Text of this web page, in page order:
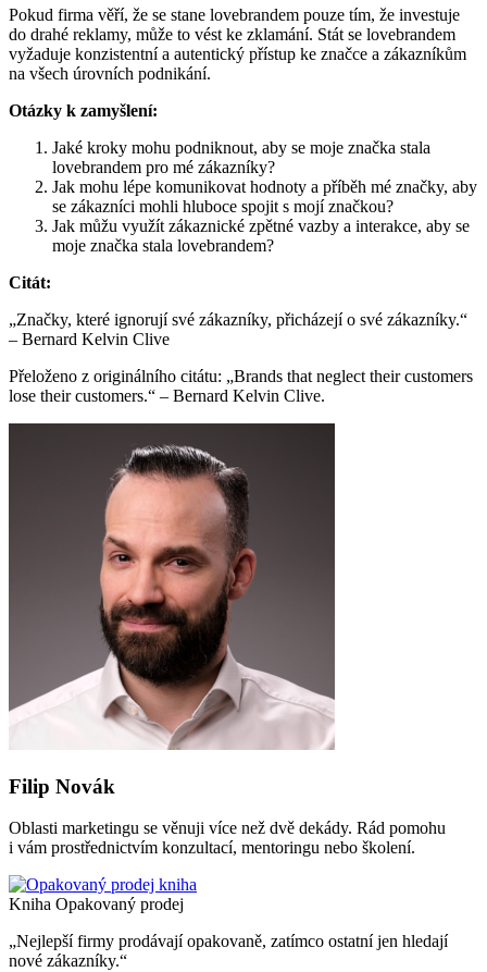
Pokud firma věří, že se stane lovebrandem pouze tím, že investuje
do drahé reklamy, může to vést ke zklamání. Stát se lovebrandem
vyžaduje konzistentní a autentický přístup ke značce a zákazníkům
na všech úrovních podnikání.
Otázky k zamyšlení:
Jaké kroky mohu podniknout, aby se moje značka stala
lovebrandem pro mé zákazníky?
Jak mohu lépe komunikovat hodnoty a příběh mé značky, aby
se zákazníci mohli hluboce spojit s mojí značkou?
Jak můžu využít zákaznické zpětné vazby a interakce, aby se
moje značka stala lovebrandem?
Citát:
„Značky, které ignorují své zákazníky, přicházejí o své zákazníky.“
– Bernard Kelvin Clive
Přeloženo z originálního citátu: „Brands that neglect their customers
lose their customers.“ – Bernard Kelvin Clive.
Filip Novák
Oblasti marketingu se věnuji více než dvě dekády. Rád pomohu
i vám prostřednictvím konzultací, mentoringu nebo školení.
Kniha Opakovaný prodej
„Nejlepší firmy prodávají opakovaně, zatímco ostatní jen hledají
nové zákazníky.“